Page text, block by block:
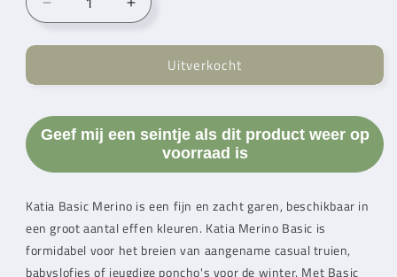
Aantal
verlagen
voor
Basic
Amarant
(089)
Aantal
verhogen
voor
Basic
Amarant
(089)
Uitverkocht
Geef mij een seintje als dit product weer op
voorraad is
Katia Basic Merino is een fijn en zacht garen, beschikbaar in
een groot aantal effen kleuren. Katia Merino Basic is
formidabel voor het breien van aangename casual truien,
babyslofjes of jeugdige poncho's voor de winter. Met Basic